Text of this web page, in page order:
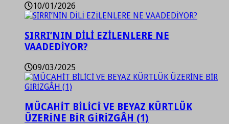
10/01/2026
SIRRI’NIN DİLİ EZİLENLERE NE
VAADEDİYOR?
09/03/2025
MÜCAHİT BİLİCİ VE BEYAZ KÜRTLÜK
ÜZERİNE BİR GİRİZGÂH (1)